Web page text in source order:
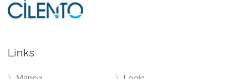
Links